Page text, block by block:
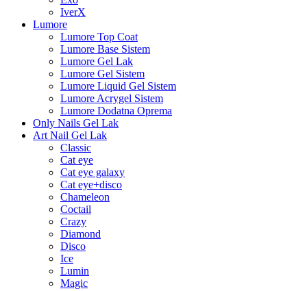
IverX
Lumore
Lumore Top Coat
Lumore Base Sistem
Lumore Gel Lak
Lumore Gel Sistem
Lumore Liquid Gel Sistem
Lumore Acrygel Sistem
Lumore Dodatna Oprema
Only Nails Gel Lak
Art Nail Gel Lak
Classic
Cat eye
Cat eye galaxy
Cat eye+disco
Chameleon
Coctail
Crazy
Diamond
Disco
Ice
Lumin
Magic